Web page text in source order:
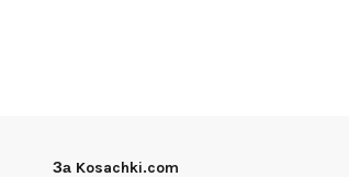
За Kosachki.com